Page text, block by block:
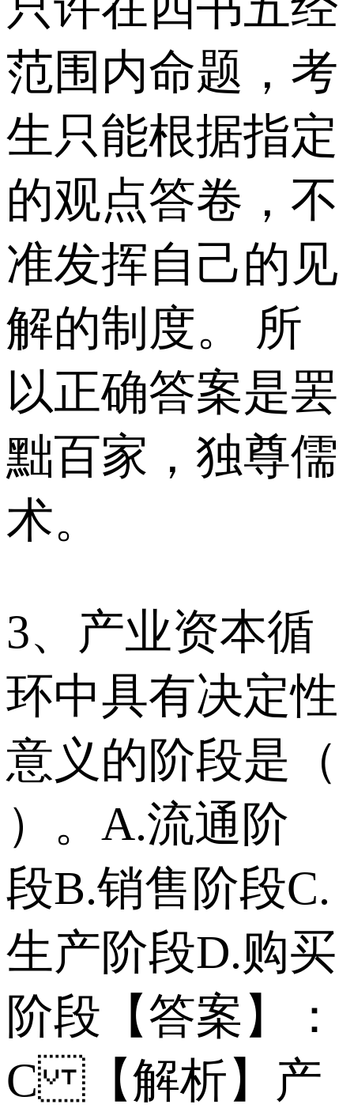
范围内命题，考
生只能根据指定
的观点答卷，不
准发挥自己的见
解的制度。 所
以正确答案是罢
黜百家，独尊儒
术。
3、产业资本循
环中具有决定性
意义的阶段是（
）。 A.流通阶
段 B.销售阶段 C.
生产阶段 D.购买
阶段 【答案】：
C 【解析】产